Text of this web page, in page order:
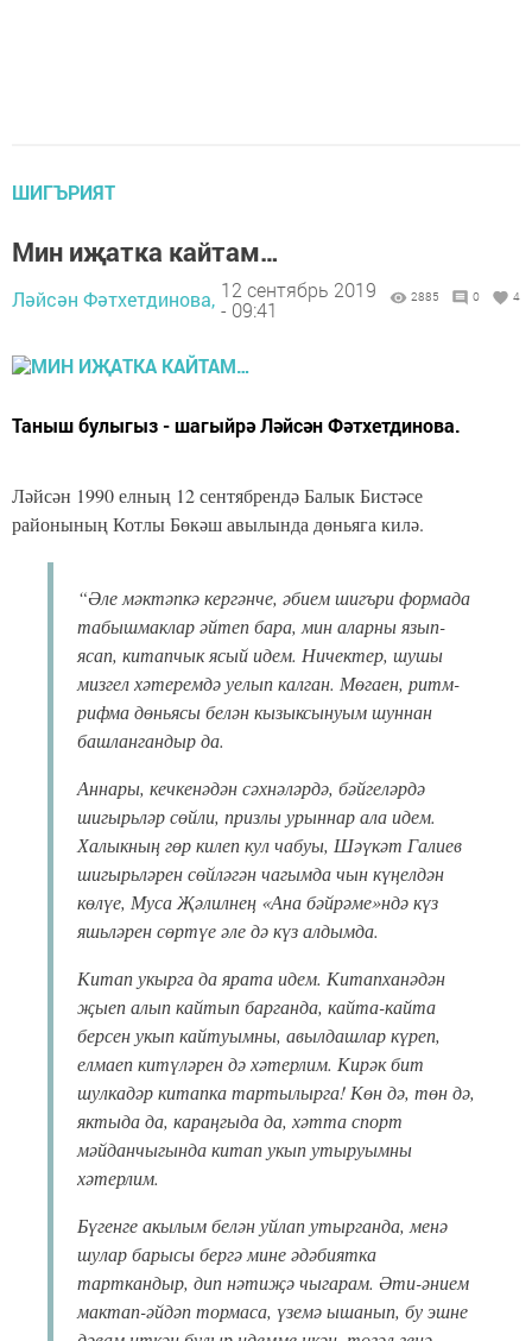
ШИГЪРИЯТ
Мин иҗатка кайтам…
Ләйсән Фәтхетдинова, 12 сентябрь 2019
- 09:41
2885 0 4
Таныш булыгыз - шагыйрә Ләйсән Фәтхетдинова.
Ләйсән 1990 елның 12 сентябрендә Балык Бистәсе
районының Котлы Бөкәш авылында дөньяга килә.
“Әле мәктәпкә кергәнче, әбием шигъри формада
табышмаклар әйтеп бара, мин аларны язып-
ясап, китапчык ясый идем. Ничектер, шушы
мизгел хәтеремдә уелып калган. Мөгаен, ритм-
рифма дөньясы белән кызыксынуым шуннан
башлангандыр да.
Аннары, кечкенәдән сәхнәләрдә, бәйгеләрдә
шигырьләр сөйли, призлы урыннар ала идем.
Халыкның гөр килеп кул чабуы, Шәүкәт Галиев
шигырьләрен сөйләгән чагымда чын күңелдән
көлүе, Муса Җәлилнең «Ана бәйрәме»ндә күз
яшьләрен сөртүе әле дә күз алдымда.
Китап укырга да ярата идем. Китапханәдән
җыеп алып кайтып барганда, кайта-кайта
берсен укып кайтуымны, авылдашлар күреп,
елмаеп китүләрен дә хәтерлим. Кирәк бит
шулкадәр китапка тартылырга! Көн дә, төн дә,
яктыда да, караңгыда да, хәтта спорт
мәйданчыгында китап укып утыруымны
хәтерлим.
Бүгенге акылым белән уйлап утырганда, менә
шулар барысы бергә мине әдәбиятка
тарткандыр, дип нәтиҗә чыгарам. Әти-әнием
мактап-әйдәп тормаса, үземә ышанып, бу эшне